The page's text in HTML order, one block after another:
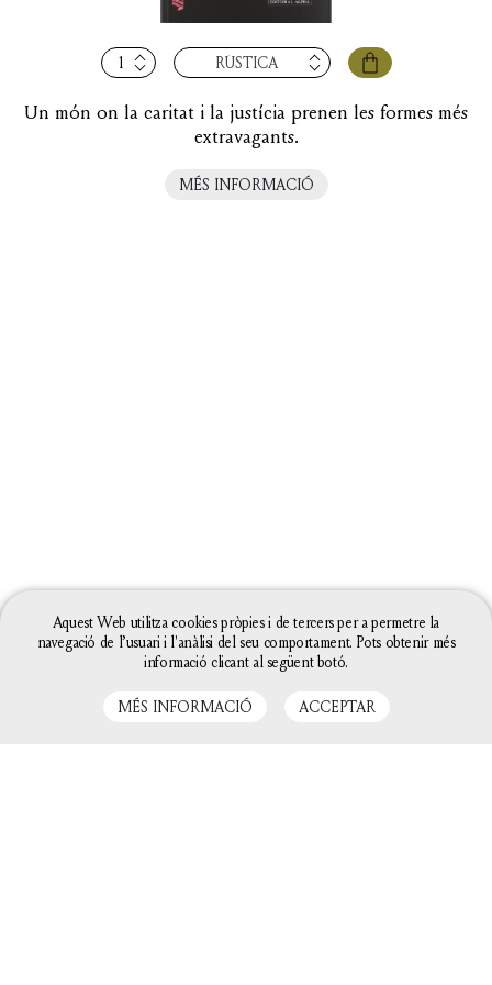
quantitat
de
La
incapacitació
RÚSTICA
Un món on la caritat i la justícia prenen les formes més
extravagants.
MÉS INFORMACIÓ
Aquest Web utilitza cookies pròpies i de tercers per a permetre la
navegació de l’usuari i l'anàlisi del seu comportament. Pots obtenir més
informació clicant al següent botó.
MÉS INFORMACIÓ ACCEPTAR